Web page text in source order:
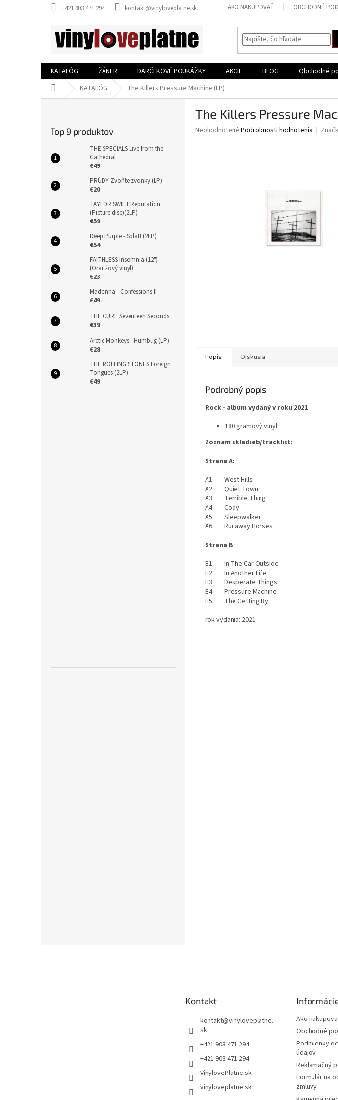
na
+421 903 471 294 kontakt@vinyloveplatne.sk AKO NAKUPOVAŤ OBCHODNÉ
KATALÓG ŽÁNER DARČEKOVÉ POUKÁŽKY AKCIE BLOG Obchodné
DomovKATALÓG The Killers Pressure Machine (LP)
Top 9 produktov
THE SPECIALS Live from the
Cathedral
€49
PRÚDY Zvoňte zvonky (LP)
€20
TAYLOR SWIFT Reputation
(Picture disc)(2LP)
€59
Deep Purple - Splat! (2LP)
€54
FAITHLESS Insomnia (12")
(Oranžový vinyl)
€23
Madonna - Confessions II
€49
THE CURE Seventeen Seconds
€39
Arctic Monkeys - Humbug (LP)
€28
THE ROLLING STONES Foreign
Tongues (2LP)
€49
The Killers Pressure
Priemerné
Neohodnotené Podrobnosti hodnotenia
Popis Diskusia
Podrobný popis
Rock - album vydaný v roku 2021
180 gramový vinyl
Zoznam skladieb/tracklist:
Strana A:
A1 West Hills
A2 Quiet Town
A3 Terrible Thing
A4 Cody
A5 Sleepwalker
A6 Runaway Horses
Strana B:
B1 In The Car Outside
B2 In Another Life
B3 Desperate Things
B4 Pressure Machine
B5 The Getting By
rok vydania: 2021
Kontakt
kontakt@vinyloveplatne.
sk
+421 903 471 294
+421 903 471 294
VinylovePlatne.sk
vinyloveplatne.sk
Ako
Obchodné
Podmienky
údajov
Reklamačný
Formulár na
zmluvy